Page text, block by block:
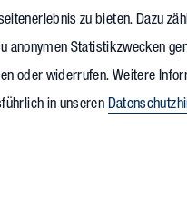
Leipzig
Punkt: „Wir freuen uns,
zu bieten. Dazu
Statistikzwecken
oder widerrufen. Weitere
in unseren